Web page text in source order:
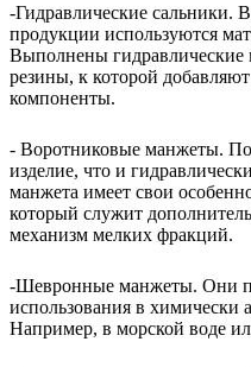
-Гидравлические сальники.
продукции используются
Выполнены гидравлические
резины, к которой
компоненты.
- Воротниковые манжеты.
изделие, что и
манжета имеет свои
который служит
механизм мелких фракций.
-Шевронные манжеты. Они
использования в химически
Например, в морской воде